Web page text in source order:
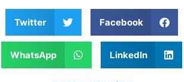
Facebook
Twitter
LinkedIn
WhatsApp